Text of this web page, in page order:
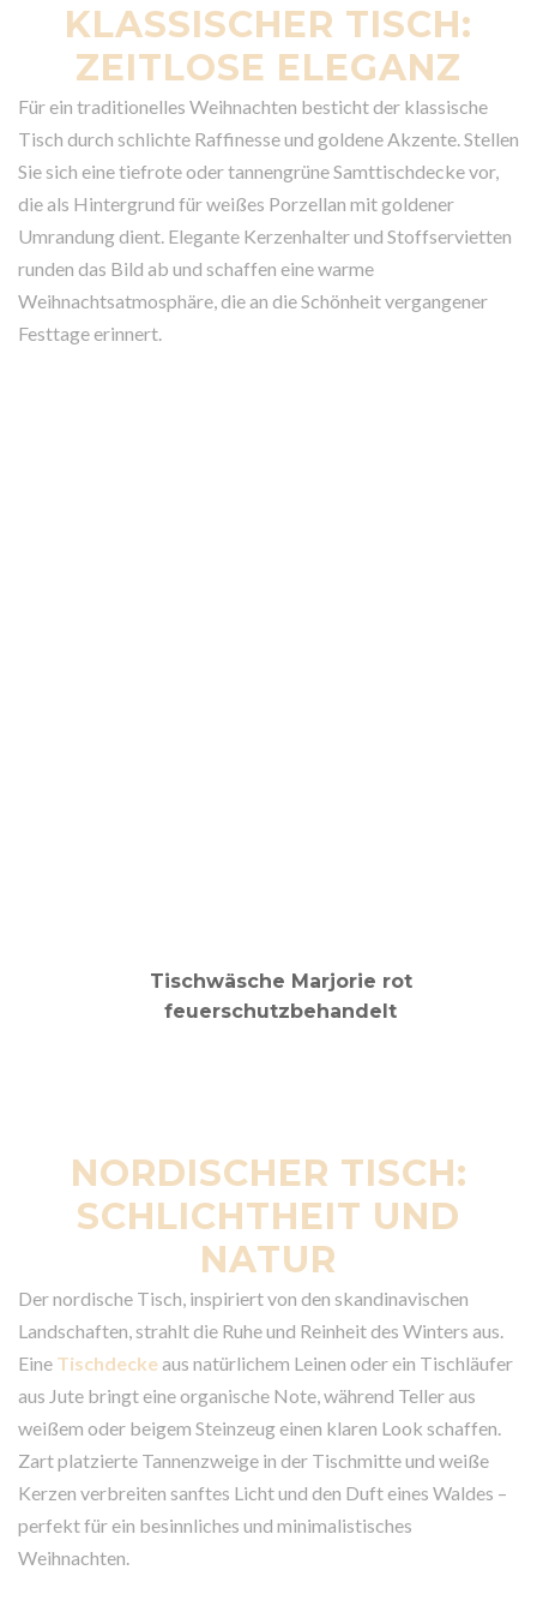
KLASSISCHER TISCH:
ZEITLOSE ELEGANZ
Für ein traditionelles Weihnachten besticht der klassische
Tisch durch schlichte Raffinesse und goldene Akzente. Stellen
Sie sich eine tiefrote oder tannengrüne Samttischdecke vor,
die als Hintergrund für weißes Porzellan mit goldener
Umrandung dient. Elegante Kerzenhalter und Stoffservietten
runden das Bild ab und schaffen eine warme
Weihnachtsatmosphäre, die an die Schönheit vergangener
Festtage erinnert.
NORDISCHER TISCH:
SCHLICHTHEIT UND
NATUR
Der nordische Tisch, inspiriert von den skandinavischen
Landschaften, strahlt die Ruhe und Reinheit des Winters aus.
Eine Tischdeckeaus natürlichem Leinen oder ein Tischläufer
aus Jute bringt eine organische Note, während Teller aus
weißem oder beigem Steinzeug einen klaren Look schaffen.
Zart platzierte Tannenzweige in der Tischmitte und weiße
Kerzen verbreiten sanftes Licht und den Duft eines Waldes –
perfekt für ein besinnliches und minimalistisches
Weihnachten.